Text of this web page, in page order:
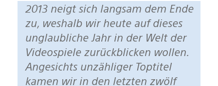
2013 neigt sich langsam dem Ende
zu, weshalb wir heute auf dieses
unglaubliche Jahr in der Welt der
Videospiele zurückblicken wollen.
Angesichts unzähliger Toptitel
kamen wir in den letzten zwölf